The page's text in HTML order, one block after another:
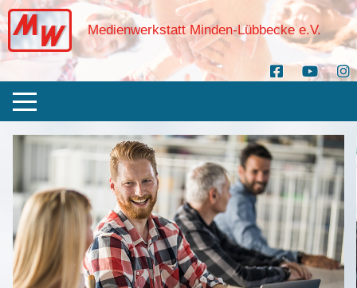
Medienwerkstatt Minden-Lübbecke e.V.